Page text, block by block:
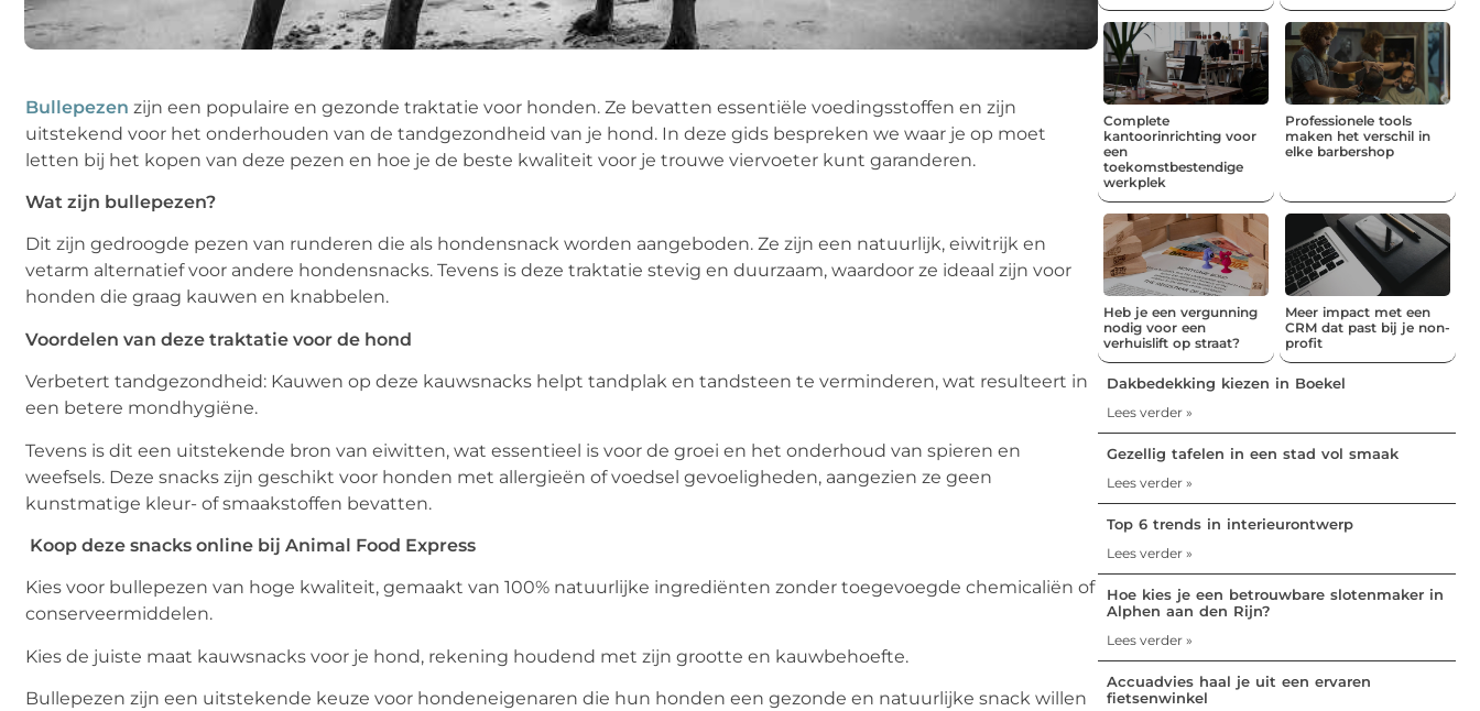
Bullepezen zijn een populaire en gezonde traktatie voor honden. Ze bevatten essentiële voedingsstoffen en zijn
uitstekend voor het onderhouden van de tandgezondheid van je hond. In deze gids bespreken we waar je op moet
letten bij het kopen van deze pezen en hoe je de beste kwaliteit voor je trouwe viervoeter kunt garanderen.
Wat zijn bullepezen?
Dit zijn gedroogde pezen van runderen die als hondensnack worden aangeboden. Ze zijn een natuurlijk, eiwitrijk en
vetarm alternatief voor andere hondensnacks. Tevens is deze traktatie stevig en duurzaam, waardoor ze ideaal zijn voor
honden die graag kauwen en knabbelen.
Voordelen van deze traktatie voor de hond
Verbetert tandgezondheid: Kauwen op deze kauwsnacks helpt tandplak en tandsteen te verminderen, wat resulteert in
een betere mondhygiëne.
Tevens is dit een uitstekende bron van eiwitten, wat essentieel is voor de groei en het onderhoud van spieren en
weefsels. Deze snacks zijn geschikt voor honden met allergieën of voedsel gevoeligheden, aangezien ze geen
kunstmatige kleur- of smaakstoffen bevatten.
Koop deze snacks online bij Animal Food Express
Kies voor bullepezen van hoge kwaliteit, gemaakt van 100% natuurlijke ingrediënten zonder toegevoegde chemicaliën of
conserveermiddelen.
Kies de juiste maat kauwsnacks voor je hond, rekening houdend met zijn grootte en kauwbehoefte.
Bullepezen zijn een uitstekende keuze voor hondeneigenaren die hun honden een gezonde en natuurlijke snack willen
Complete
kantoorinrichting voor
een
toekomstbestendige
werkplek
Professionele tools
maken het verschil in
elke barbershop
Heb je een vergunning
nodig voor een
verhuislift op straat?
Meer impact met een
CRM dat past bij je non-
profit
Dakbedekking kiezen in Boekel
Lees verder »
Gezellig tafelen in een stad vol smaak
Lees verder »
Top 6 trends in interieurontwerp
Lees verder »
Hoe kies je een betrouwbare slotenmaker in
Alphen aan den Rijn?
Lees verder »
Accuadvies haal je uit een ervaren
fietsenwinkel